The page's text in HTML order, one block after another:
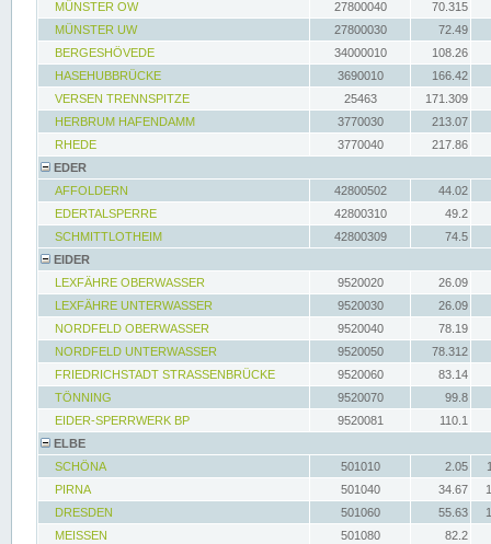
MÜNSTER OW
27800040
70.315
MÜNSTER UW
27800030
72.49
BERGESHÖVEDE
34000010
108.26
HASEHUBBRÜCKE
3690010
166.42
VERSEN TRENNSPITZE
25463
171.309
HERBRUM HAFENDAMM
3770030
213.07
RHEDE
3770040
217.86
EDER
AFFOLDERN
42800502
44.02
EDERTALSPERRE
42800310
49.2
SCHMITTLOTHEIM
42800309
74.5
EIDER
LEXFÄHRE OBERWASSER
9520020
26.09
LEXFÄHRE UNTERWASSER
9520030
26.09
NORDFELD OBERWASSER
9520040
78.19
NORDFELD UNTERWASSER
9520050
78.312
FRIEDRICHSTADT STRASSENBRÜCKE
9520060
83.14
TÖNNING
9520070
99.8
EIDER-SPERRWERK BP
9520081
110.1
ELBE
SCHÖNA
501010 2.05
PIRNA
501040 34.67
DRESDEN
501060 55.63
MEISSEN
501080
82.2